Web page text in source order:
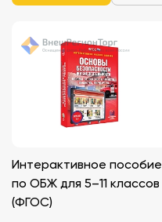
Интерактивное пособие
по ОБЖ для 5–11 классов
(ФГОС)